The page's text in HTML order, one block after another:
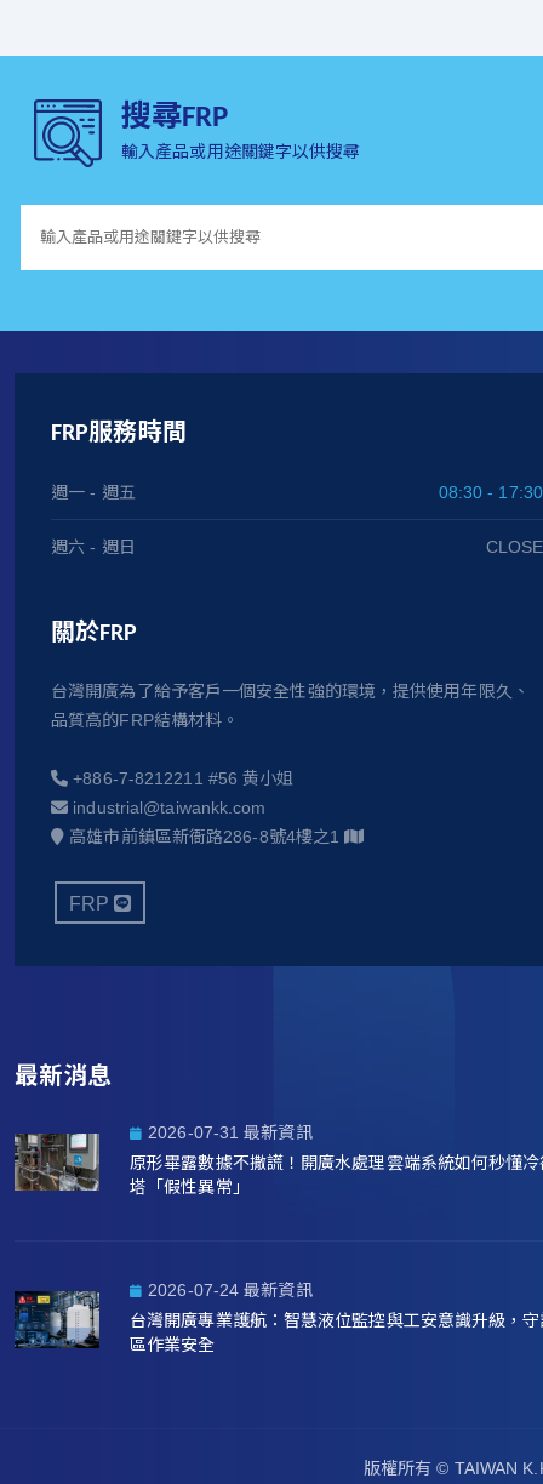
搜尋FRP
輸入產品或用途關鍵字以供搜尋
FRP服務時間
週一 - 週五 08:30 - 17:30
週六 - 週日 CLOSE
關於FRP
台灣開廣為了給予客戶一個安全性強的環境，提供使用年限久、
品質高的FRP結構材料。
+886-7-8212211 #56 黄小姐
industrial@taiwankk.com
高雄市前鎮區新衙路286-8號4樓之1
FRP
最新消息
2026-07-31 最新資訊
原形畢露數據不撒謊！開廣水處理雲端系統如何秒懂
塔「假性異常」
2026-07-24 最新資訊
台灣開廣專業護航：智慧液位監控與工安意識升級，
區作業安全
版權所有 © TAIWAN